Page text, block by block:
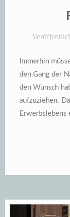
Immerhin
den Gang der
den Wunsch
aufzuziehen.
Erwerbslebens